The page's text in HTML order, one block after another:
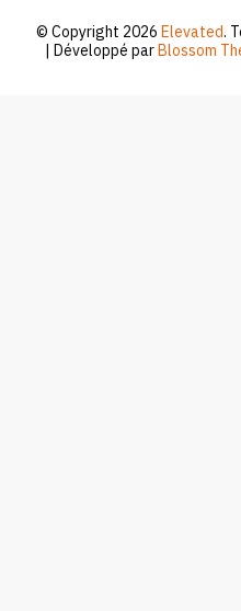
© Copyright 2026Elevated.
| Développé parBlossom